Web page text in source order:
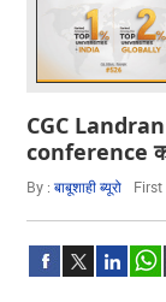
CGC
conference
By :बाबूशाही ब्यूरो